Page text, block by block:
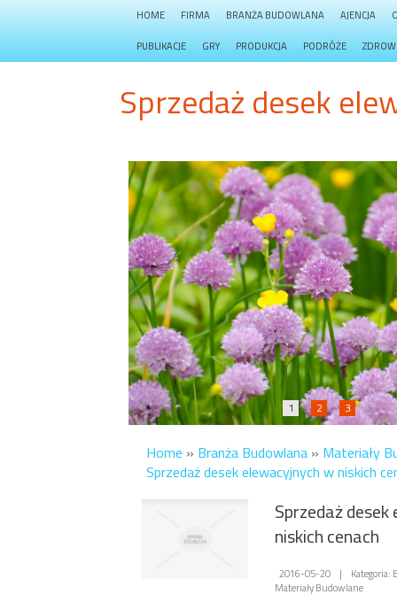
HOME FIRMA BRANŻA BUDOWLANA AJENCJA
PUBLIKACJE GRY PRODUKCJA PODRÓŻE
Sprzedaż desek
1 2 3
Home » Branża Budowlana » Materiały
Sprzedaż desek elewacyjnych w niskich
Sprzedaż
niskich cenach
2016-05-20 |
Kategoria:
Materiały Budowlane